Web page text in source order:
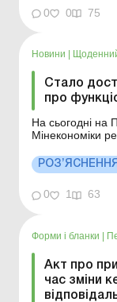
0 0 75
Новини
Стало
про
На сьогодні на
Мінекономіки
індустріальних
Закону від
парки» керуючі
РОЗ’ЯСНЕННЯ
0 1 63
Форми і бланки |
Акт про
час зміни